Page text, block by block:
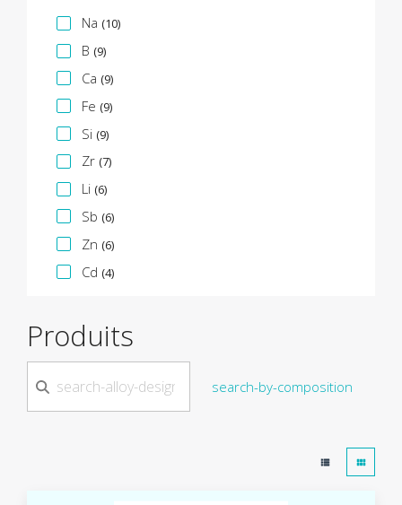
Facette de spécification
Na (10)
B (9)
Ca (9)
Fe (9)
Si (9)
Zr (7)
Li (6)
Sb (6)
Zn (6)
Cd (4)
Produits
search-by-composition